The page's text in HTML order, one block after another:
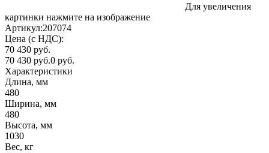
Для увеличения
картинки нажмите на изображение
Артикул:207074
Цена (с НДС):
70 430 руб.
70 430 руб.0 руб.
Характеристики
Длина, мм
480
Ширина, мм
480
Высота, мм
1030
Вес, кг